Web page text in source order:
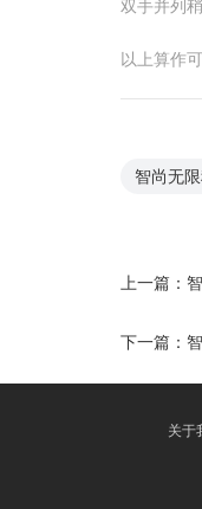
双手并列
以上算作
智尚无
上一篇：
下一篇：
关于